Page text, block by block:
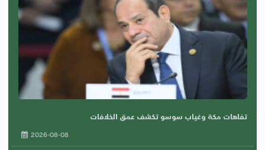
تفاهات مكة وغياب سوسو تكشف عمق الخلافات
2026-08-08